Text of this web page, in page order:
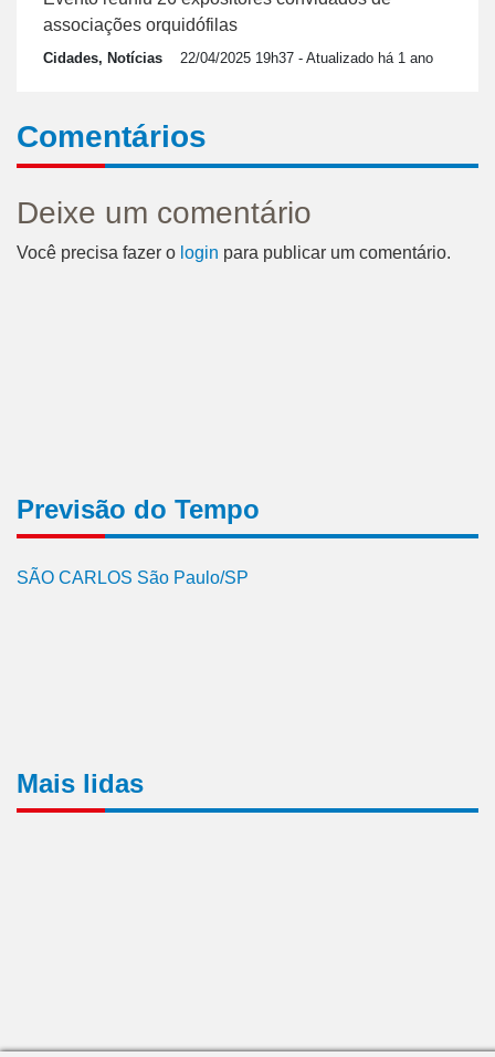
associações orquidófilas
Cidades, Notícias 22/04/2025 19h37 - Atualizado há 1 ano
Comentários
Deixe um comentário
Você precisa fazer o login para publicar um comentário.
Previsão do Tempo
SÃO CARLOS São Paulo/SP
Mais lidas